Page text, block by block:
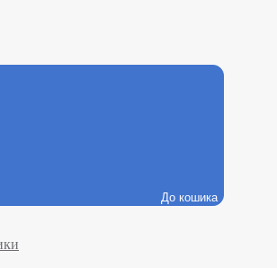
До кошика